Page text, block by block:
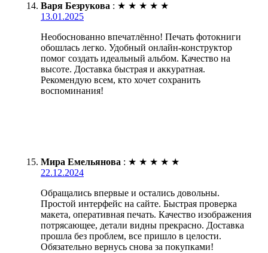
Варя Безрукова : ★ ★ ★ ★ ★
13.01.2025
Необоснованно впечатлённо! Печать фотокниги
обошлась легко. Удобный онлайн-конструктор
помог создать идеальный альбом. Качество на
высоте. Доставка быстрая и аккуратная.
Рекомендую всем, кто хочет сохранить
воспоминания!
Мира Емельянова : ★ ★ ★ ★ ★
22.12.2024
Обращались впервые и остались довольны.
Простой интерфейс на сайте. Быстрая проверка
макета, оперативная печать. Качество изображения
потрясающее, детали видны прекрасно. Доставка
прошла без проблем, все пришло в целости.
Обязательно вернусь снова за покупками!